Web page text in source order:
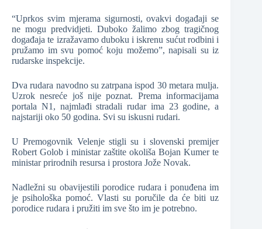
“Uprkos svim mjerama sigurnosti, ovakvi događaji se
ne mogu predvidjeti. Duboko žalimo zbog tragičnog
događaja te izražavamo duboku i iskrenu sućut rodbini i
pružamo im svu pomoć koju možemo”, napisali su iz
rudarske inspekcije.
Dva rudara navodno su zatrpana ispod 30 metara mulja.
Uzrok nesreće još nije poznat. Prema informacijama
portala N1, najmlađi stradali rudar ima 23 godine, a
najstariji oko 50 godina. Svi su iskusni rudari.
U Premogovnik Velenje stigli su i slovenski premijer
Robert Golob i ministar zaštite okoliša Bojan Kumer te
ministar prirodnih resursa i prostora Jože Novak.
Nadležni su obavijestili porodice rudara i ponuđena im
je psihološka pomoć. Vlasti su poručile da će biti uz
porodice rudara i pružiti im sve što im je potrebno.